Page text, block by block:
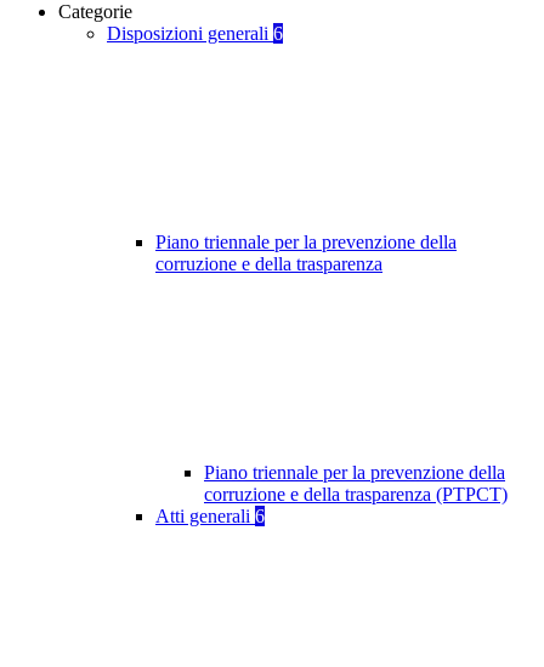
Categorie
Disposizioni generali 6
Piano triennale per la prevenzione della
corruzione e della trasparenza
Piano triennale per la prevenzione della
corruzione e della trasparenza (PTPCT)
Atti generali 6